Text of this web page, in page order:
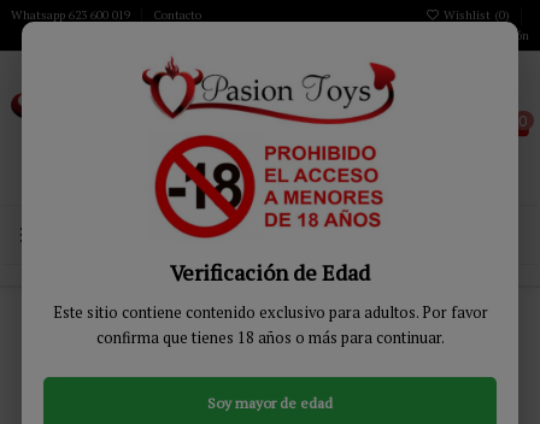
Verificación de Edad
Este sitio contiene contenido exclusivo para adultos. Por favor
confirma que tienes 18 años o más para continuar.
Soy mayor de edad
Whatsapp 623 600 019 Contacto Wishlist (0)
Iniciar sesión
0
Inicio DROGUERÍA Perfumes Perfumes Feromonas Femeninas
Perfumes Feromonas Femeninas